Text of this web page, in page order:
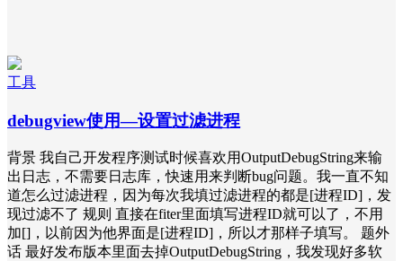
工具
debugview使用—设置过滤进程
背景 我自己开发程序测试时候喜欢用OutputDebugString来输
出日志，不需要日志库，快速用来判断bug问题。我一直不知
道怎么过滤进程，因为每次我填过滤进程的都是[进程ID]，发
现过滤不了 规则 直接在fiter里面填写进程ID就可以了，不用
加[]，以前因为他界面是[进程ID]，所以才那样子填写。 题外
话 最好发布版本里面去掉OutputDebugString，我发现好多软